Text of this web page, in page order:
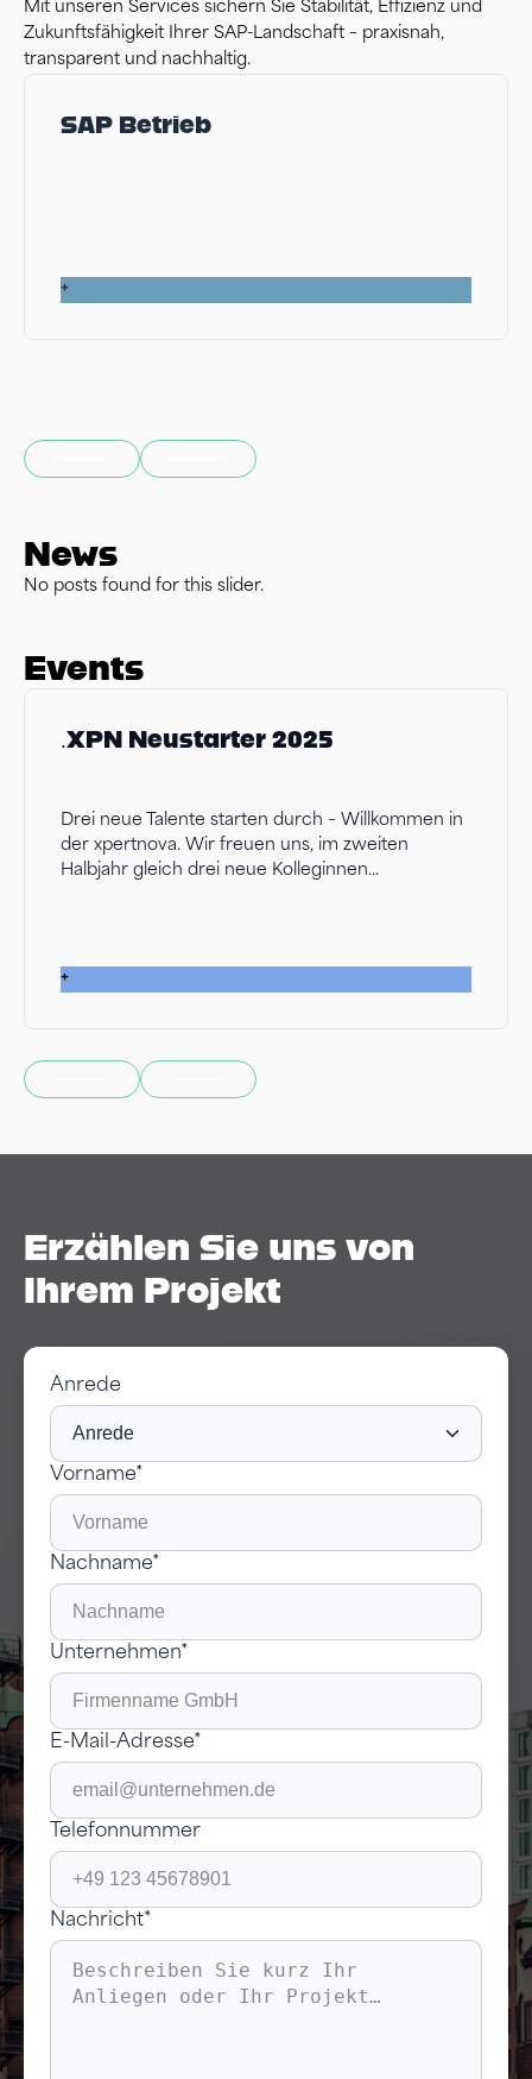
Mit unseren Services sichern Sie Stabilität, Effizienz und
Zukunftsfähigkeit Ihrer SAP-Landschaft – praxisnah,
transparent und nachhaltig.
SAP Betrieb
+
News
No posts found for this slider.
Events
.XPN Neustarter 2025
Drei neue Talente starten durch – Willkommen in
der xpertnova. Wir freuen uns, im zweiten
Halbjahr gleich drei neue Kolleginnen...
+
Erzählen Sie uns von
Ihrem Projekt
Anrede
Vorname*
Nachname*
Unternehmen*
E-Mail-Adresse*
Telefonnummer
Nachricht*